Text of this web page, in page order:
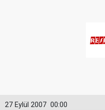
00:00
27 Eylül 2007